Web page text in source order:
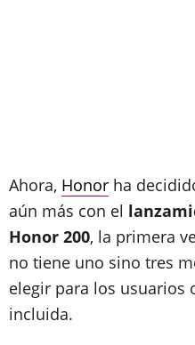
Ahora, Honor ha
aún más con el
Honor 200, la primera
no tiene uno sino tres
elegir para los usuarios
incluida.